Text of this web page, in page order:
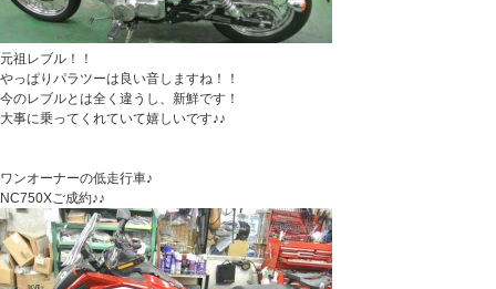
元祖レブル！！
やっぱりパラツーは良い音しますね！！
今のレブルとは全く違うし、新鮮です！
大事に乗ってくれていて嬉しいです♪♪
ワンオーナーの低走行車♪
NC750Xご成約♪♪